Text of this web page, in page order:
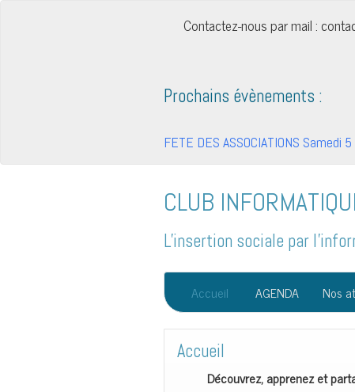
Contactez-nous par mail :
Prochains évènements :
FETE DES ASSOCIATIONS
CLUB
L'insertion sociale par
Accueil AGENDA Nos
Accueil
Découvrez, apprenez et